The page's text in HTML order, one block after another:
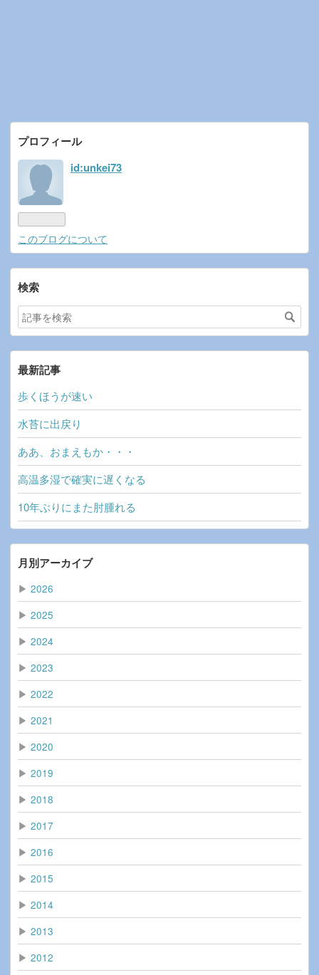
プロフィール
id:unkei73
このブログについて
検索
最新記事
歩くほうが速い
水苔に出戻り
ああ、おまえもか・・・
高温多湿で確実に遅くなる
10年ぶりにまた肘腫れる
月別アーカイブ
▶ 2026
▶ 2025
▶ 2024
▶ 2023
▶ 2022
▶ 2021
▶ 2020
▶ 2019
▶ 2018
▶ 2017
▶ 2016
▶ 2015
▶ 2014
▶ 2013
▶ 2012